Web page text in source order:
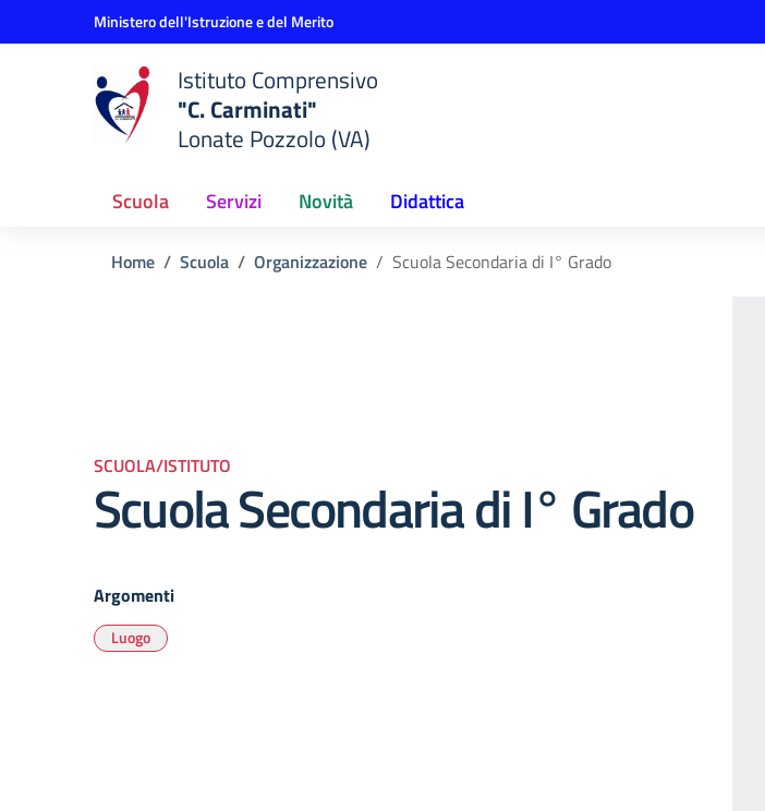
Vai ai contenuti
Vai al menu di navigazioneMinistero dell'Istruzione e del Merito
Istituto Comprensivo
"C. Carminati"
Lonate Pozzolo (VA)
Scuola Servizi Novità Didattica
Home Scuola Organizzazione Scuola Secondaria di I° Grado
SCUOLA/ISTITUTO
Scuola Secondaria di I° Grado
Argomenti
Luogo